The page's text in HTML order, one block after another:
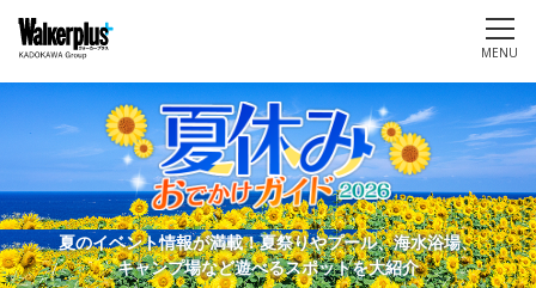
MENU
夏のイベント情報が満載！夏祭りやプール、海水浴場、
キャンプ場など遊べるスポットを大紹介